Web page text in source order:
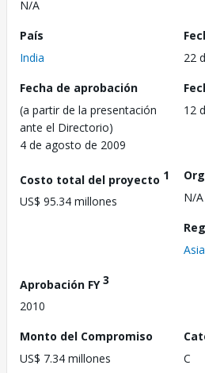
N/A
País
India
22
Fecha de aprobación
(a partir de la presentación
ante el Directorio)
4 de agosto de 2009
12
Costo total del proyecto 1
US$ 95.34 millones
N/A
Aprobación FY3
2010
Monto del Compromiso
US$ 7.34 millones
C